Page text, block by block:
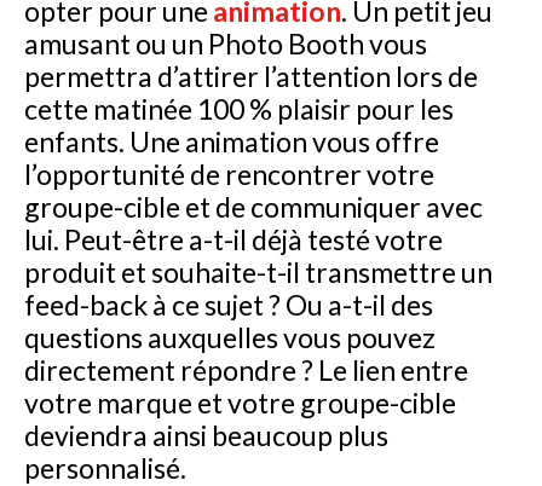
opter pour une animation. Un petit jeu
amusant ou un Photo Booth vous
permettra d’attirer l’attention lors de
cette matinée 100 % plaisir pour les
enfants. Une animation vous offre
l’opportunité de rencontrer votre
groupe-cible et de communiquer avec
lui. Peut-être a-t-il déjà testé votre
produit et souhaite-t-il transmettre un
feed-back à ce sujet ? Ou a-t-il des
questions auxquelles vous pouvez
directement répondre ? Le lien entre
votre marque et votre groupe-cible
deviendra ainsi beaucoup plus
personnalisé.